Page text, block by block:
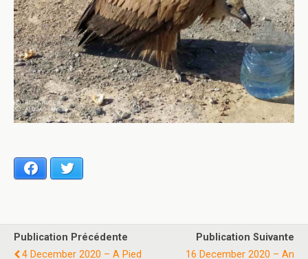
Facebook
Publication Précédente
4 December 2020 – A Pied
Publication Suivante
16 December 2020 – An